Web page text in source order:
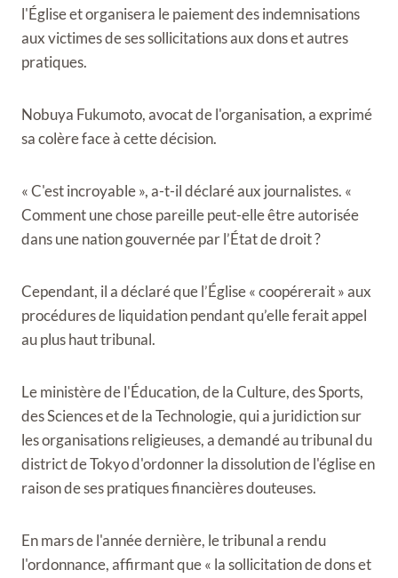
l'Église et organisera le paiement des indemnisations
aux victimes de ses sollicitations aux dons et autres
pratiques.
Nobuya Fukumoto, avocat de l'organisation, a exprimé
sa colère face à cette décision.
« C'est incroyable », a-t-il déclaré aux journalistes. «
Comment une chose pareille peut-elle être autorisée
dans une nation gouvernée par l’État de droit ?
Cependant, il a déclaré que l’Église « coopérerait » aux
procédures de liquidation pendant qu’elle ferait appel
au plus haut tribunal.
Le ministère de l'Éducation, de la Culture, des Sports,
des Sciences et de la Technologie, qui a juridiction sur
les organisations religieuses, a demandé au tribunal du
district de Tokyo d'ordonner la dissolution de l'église en
raison de ses pratiques financières douteuses.
En mars de l'année dernière, le tribunal a rendu
l'ordonnance, affirmant que « la sollicitation de dons et